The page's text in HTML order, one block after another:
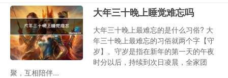
大年三十晚上睡觉难忘吗
大年三十晚上最难忘的是什么习俗? 大
年三十晚上最难忘的习俗就两个字【守
岁】。守岁是指在新年的第一天的午夜
时分以后，持续到次日凌晨，全家团
聚，互相陪伴...